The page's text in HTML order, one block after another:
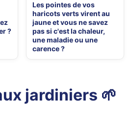
?
Les pointes de vos
haricots verts virent au
jaune et vous ne savez
pas si c'est la chaleur,
une maladie ou une
carence ?
jardiniers 🌱